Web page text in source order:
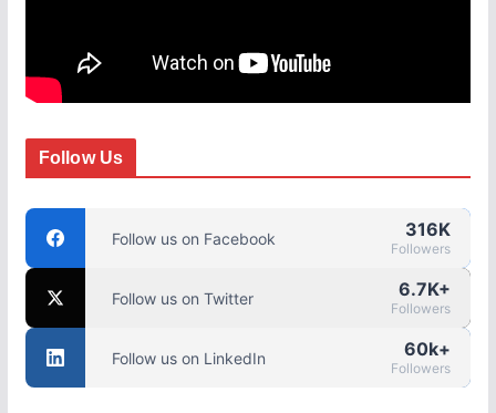
Follow Us
Follow us on Facebook 316K
Followers
Follow us on Twitter 6.7K+
Followers
Follow us on LinkedIn 60k+
Followers